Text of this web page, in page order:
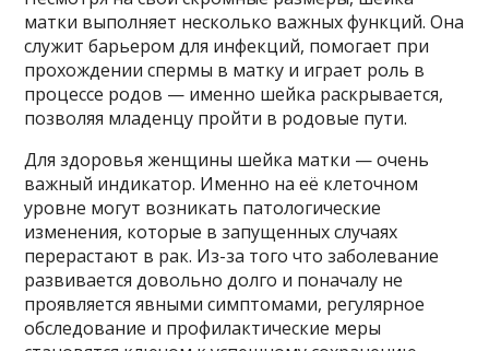
матки выполняет несколько важных функций. Она
служит барьером для инфекций, помогает при
прохождении спермы в матку и играет роль в
процессе родов — именно шейка раскрывается,
позволяя младенцу пройти в родовые пути.
Для здоровья женщины шейка матки — очень
важный индикатор. Именно на её клеточном
уровне могут возникать патологические
изменения, которые в запущенных случаях
перерастают в рак. Из-за того что заболевание
развивается довольно долго и поначалу не
проявляется явными симптомами, регулярное
обследование и профилактические меры